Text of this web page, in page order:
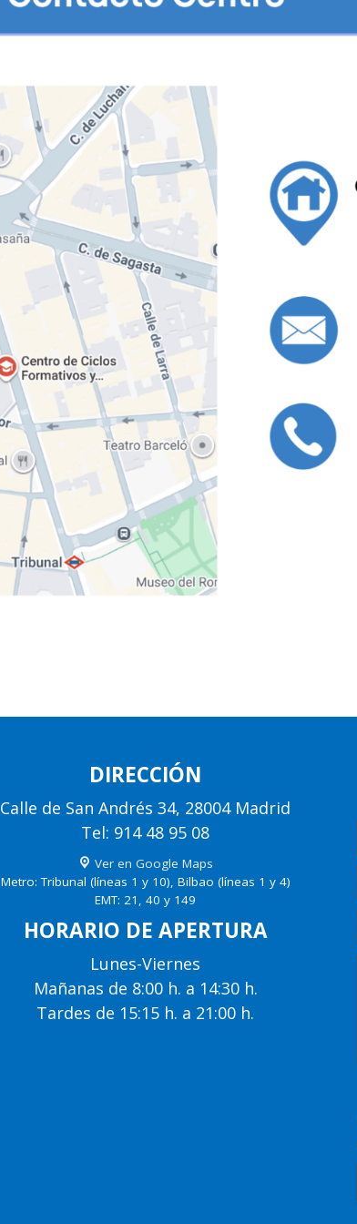
DIRECCIÓN
Calle de San Andrés 34, 28004 Madrid
Tel: 914 48 95 08
Ver en Google Maps
Metro: Tribunal (líneas 1 y 10), Bilbao (líneas 1 y 4)
EMT: 21, 40 y 149
HORARIO DE APERTURA
Lunes-Viernes
Mañanas de 8:00 h. a 14:30 h.
Tardes de 15:15 h. a 21:00 h.